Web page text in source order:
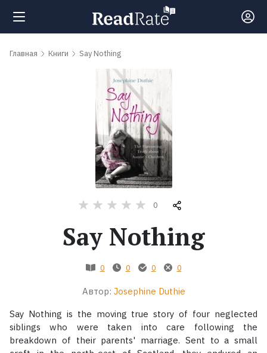
Поиск
Серии
Главная Книги Say Nothing
0
Say Nothing
0 0 0 0
Автор: Josephine Duthie
Say Nothing is the moving true story of four neglected
siblings who were taken into care following the
breakdown of their parents' marriage. Sent to a small